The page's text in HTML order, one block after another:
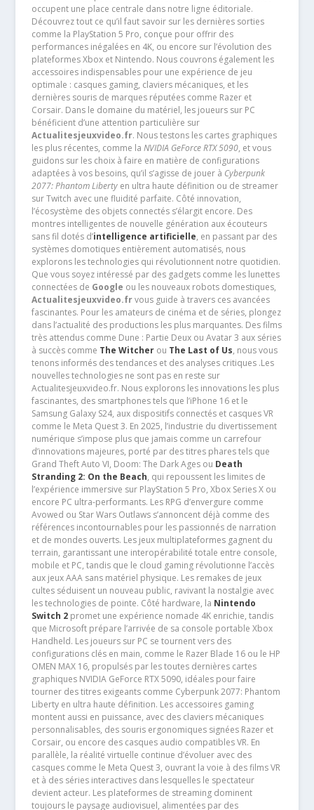
occupent une place centrale dans notre ligne éditoriale.
Découvrez tout ce qu’il faut savoir sur les dernières sorties
comme la PlayStation 5 Pro, conçue pour offrir des
performances inégalées en 4K, ou encore sur l’évolution des
plateformes Xbox et Nintendo. Nous couvrons également les
accessoires indispensables pour une expérience de jeu
optimale : casques gaming, claviers mécaniques, et les
dernières souris de marques réputées comme Razer et
Corsair. Dans le domaine du matériel, les joueurs sur PC
bénéficient d’une attention particulière sur
Actualitesjeuxvideo.fr. Nous testons les cartes graphiques
les plus récentes, comme la NVIDIA GeForce RTX 5090, et vous
guidons sur les choix à faire en matière de configurations
adaptées à vos besoins, qu’il s’agisse de jouer à Cyberpunk
2077: Phantom Libertyen ultra haute définition ou de streamer
sur Twitch avec une fluidité parfaite. Côté innovation,
l’écosystème des objets connectés s’élargit encore. Des
montres intelligentes de nouvelle génération aux écouteurs
sans fil dotés d’intelligence artificielle, en passant par des
systèmes domotiques entièrement automatisés, nous
explorons les technologies qui révolutionnent notre quotidien.
Que vous soyez intéressé par des gadgets comme les lunettes
connectées de Google ou les nouveaux robots domestiques,
Actualitesjeuxvideo.frvous guide à travers ces avancées
fascinantes. Pour les amateurs de cinéma et de séries, plongez
dans l’actualité des productions les plus marquantes. Des films
très attendus comme Dune : Partie Deux ou Avatar 3 aux séries
à succès comme The Witcherou The Last of Us, nous vous
tenons informés des tendances et des analyses critiques .Les
nouvelles technologies ne sont pas en reste sur
Actualitesjeuxvideo.fr. Nous explorons les innovations les plus
fascinantes, des smartphones tels que l’iPhone 16 et le
Samsung Galaxy S24, aux dispositifs connectés et casques VR
comme le Meta Quest 3. En 2025, l’industrie du divertissement
numérique s’impose plus que jamais comme un carrefour
d’innovations majeures, porté par des titres phares tels que
Grand Theft Auto VI, Doom: The Dark Ages ou Death
Stranding 2: On the Beach, qui repoussent les limites de
l’expérience immersive sur PlayStation 5 Pro, Xbox Series X ou
encore PC ultra-performants. Les RPG d’envergure comme
Avowed ou Star Wars Outlaws s’annoncent déjà comme des
références incontournables pour les passionnés de narration
et de mondes ouverts. Les jeux multiplateformes gagnent du
terrain, garantissant une interopérabilité totale entre console,
mobile et PC, tandis que le cloud gaming révolutionne l’accès
aux jeux AAA sans matériel physique. Les remakes de jeux
cultes séduisent un nouveau public, ravivant la nostalgie avec
les technologies de pointe. Côté hardware, la Nintendo
Switch 2promet une expérience nomade 4K enrichie, tandis
que Microsoft prépare l’arrivée de sa console portable Xbox
Handheld. Les joueurs sur PC se tournent vers des
configurations clés en main, comme le Razer Blade 16 ou le HP
OMEN MAX 16, propulsés par les toutes dernières cartes
graphiques NVIDIA GeForce RTX 5090, idéales pour faire
tourner des titres exigeants comme Cyberpunk 2077: Phantom
Liberty en ultra haute définition. Les accessoires gaming
montent aussi en puissance, avec des claviers mécaniques
personnalisables, des souris ergonomiques signées Razer et
Corsair, ou encore des casques audio compatibles VR. En
parallèle, la réalité virtuelle continue d’évoluer avec des
casques comme le Meta Quest 3, ouvrant la voie à des films VR
et à des séries interactives dans lesquelles le spectateur
devient acteur. Les plateformes de streaming dominent
toujours le paysage audiovisuel, alimentées par des